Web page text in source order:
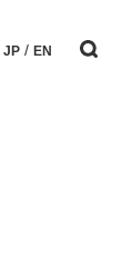
JP / EN